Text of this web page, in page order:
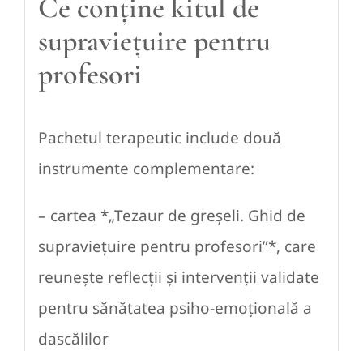
Ce conține kitul de
supraviețuire pentru
profesori
Pachetul terapeutic include două
instrumente complementare:
– cartea *„Tezaur de greșeli. Ghid de
supraviețuire pentru profesori”*, care
reunește reflecții și intervenții validate
pentru sănătatea psiho-emoțională a
dascălilor